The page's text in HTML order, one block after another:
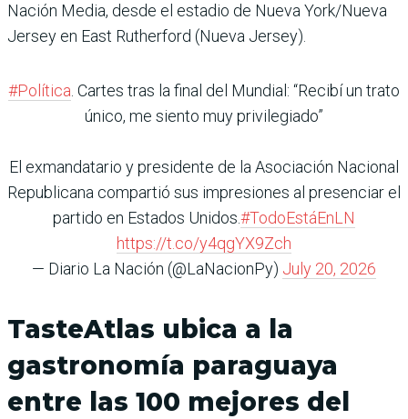
Nación Media, desde el estadio de Nueva York/Nueva
Jersey en East Rutherford (Nueva Jersey).
#Política. Cartes tras la final del Mundial: “Recibí un trato
único, me siento muy privilegiado”
El exmandatario y presidente de la Asociación Nacional
Republicana compartió sus impresiones al presenciar el
partido en Estados Unidos.#TodoEstáEnLN
https://t.co/y4qgYX9Zch
— Diario La Nación (@LaNacionPy) July 20, 2026
TasteAtlas ubica a la
gastronomía paraguaya
entre las 100 mejores del